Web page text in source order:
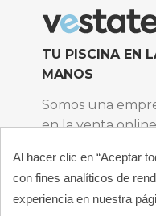
TU PISCINA EN
MANOS
Somos una
en la venta
climatización,
desinfección para
particulares.
Al hacer clic en “Aceptar
con fines analíticos de
experiencia en nuestra